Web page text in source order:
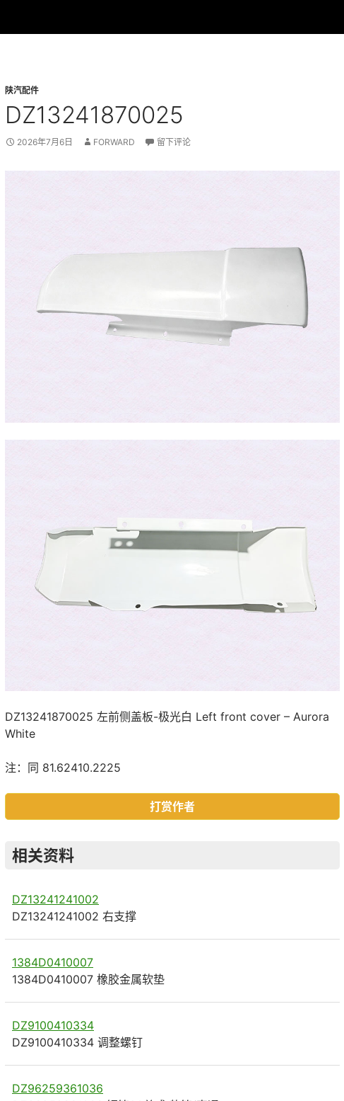
陕汽配件
DZ13241870025
2026年7月6日 FORWARD 留下评论
DZ13241870025 左前侧盖板-极光白 Left front cover – Aurora
White
注：同 81.62410.2225
打赏作者
相关资料
DZ13241241002
DZ13241241002 右支撑
1384D0410007
1384D0410007 橡胶金属软垫
DZ9100410334
DZ9100410334 调整螺钉
DZ96259361036